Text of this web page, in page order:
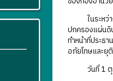
ในระหว่าง
ปกครองแผ่นดิ
ทำหน้าที่ประธ
อภัยโทษและยุ
วันที่ 1 ตุลา